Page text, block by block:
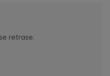
retrase.